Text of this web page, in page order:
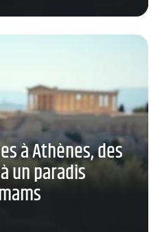
à Athènes, des
un paradis